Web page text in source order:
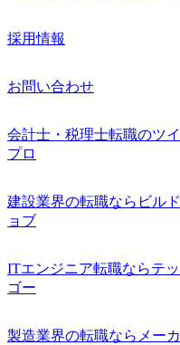
採用情報
お問い合わせ
会計士・税理士転職のツ
プロ
建設業界の転職ならビル
ョブ
ITエンジニア転職ならテ
ゴー
製造業界の転職ならメー